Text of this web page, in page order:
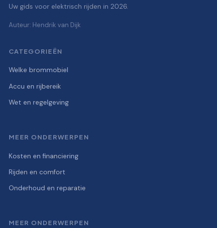
Uw gids voor elektrisch rijden in 2026.
Auteur: Hendrik van Dijk
CATEGORIEËN
Welke brommobiel
Accu en rijbereik
Wet en regelgeving
MEER ONDERWERPEN
Kosten en financiering
Rijden en comfort
Onderhoud en reparatie
MEER ONDERWERPEN